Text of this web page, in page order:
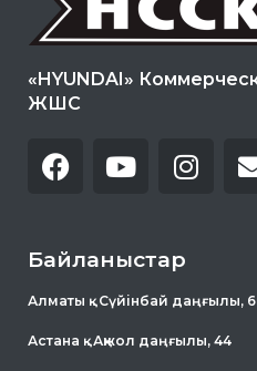
«HYUNDAI»
ЖШС
Байланыстар
Алматы қ . Сүйінбай даңғылы,
Астана қ . Ақжол даңғылы, 44